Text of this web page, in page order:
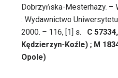
Dobrzyńska-Mesterhazy. –
: Wydawnictwo
2000. – 116, [1] s.
C
Kędzierzyn-Koźle) ; M
Opole)